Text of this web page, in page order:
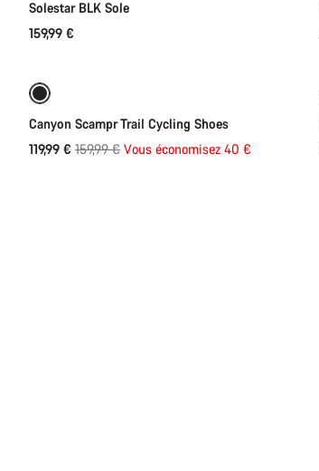
Solestar BLK Sole
159,99 €
Canyon Scampr Trail Cycling Shoes
119,99 € Prix
159,99 € Vous économisez 40 €